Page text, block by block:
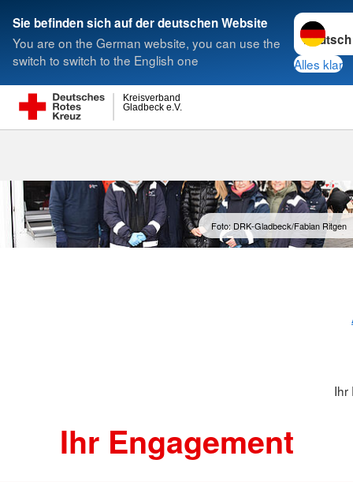
Sie befinden sich auf der deutschen Website
You are on the German website, you can use the
switch to switch to the English one
Sprache
Alles klar
Gladbeck e.V.
Kreisverband
Suche
Foto: DRK-Gladbeck/Fabian Ritgen
Ihr
Ihr Engagement